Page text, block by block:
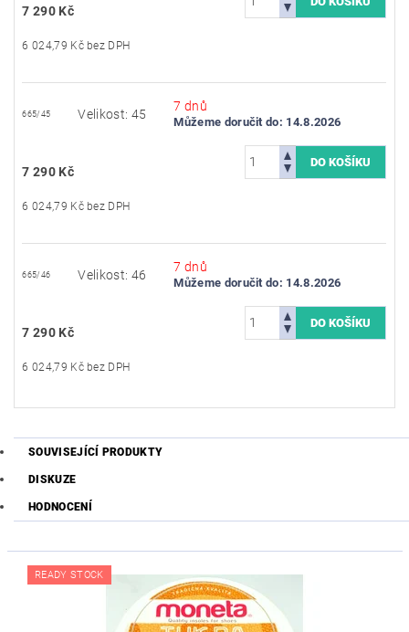
7 290 Kč
6 024,79 Kč bez DPH
665/45 Velikost: 45
7 dnů
Můžeme doručit do: 14.8.2026
7 290 Kč
6 024,79 Kč bez DPH
665/46 Velikost: 46
7 dnů
Můžeme doručit do: 14.8.2026
7 290 Kč
6 024,79 Kč bez DPH
SOUVISEJÍCÍ PRODUKTY
DISKUZE
HODNOCENÍ
READY STOCK